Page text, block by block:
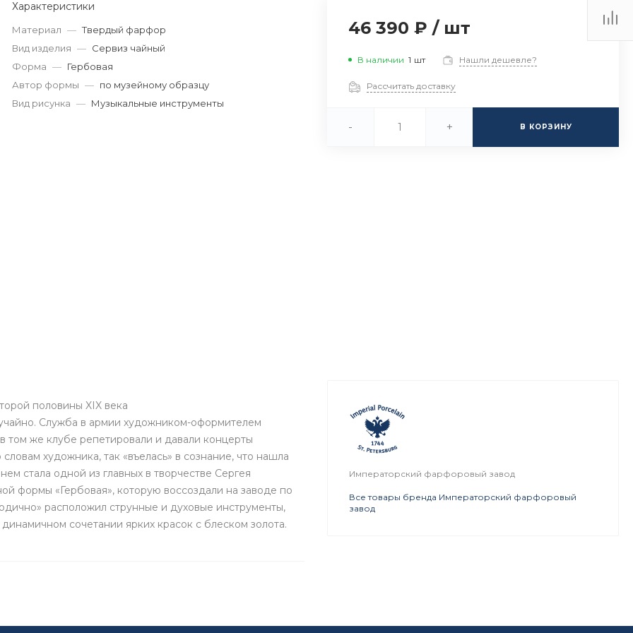
Характеристики
Материал — Твердый фарфор
Вид изделия — Сервиз чайный
Форма — Гербовая
Автор формы — по музейному образцу
Вид рисунка — Музыкальные инструменты
46 390 ₽ / шт
В наличии 1 шт Нашли дешевле?
Рассчитать доставку
- + В КОРЗИНУ
половины XIX века
Служба в армии художником-оформителем
том же клубе репетировали и давали концерты
художника, так «въелась» в сознание, что нашла
стала одной из главных в творчестве Сергея
формы «Гербовая», которую воссоздали на заводе по
расположил струнные и духовые инструменты,
сочетании ярких красок с блеском золота.
Императорский фарфоровый завод
Все товары бренда Императорский фарфоровый
завод